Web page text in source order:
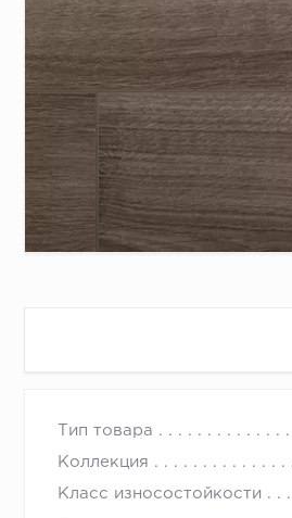
Тип товара
Коллекция
Класс износостойкости